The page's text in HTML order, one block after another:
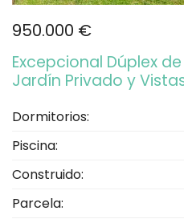
950.000 €
Excepcional Dúplex
Jardín Privado y
Dormitorios:
Piscina:
Construido:
Parcela: